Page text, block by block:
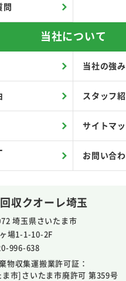
収クオーレ埼玉
埼玉県さいたま市
場1-1-10-2F
996-638
物収集運搬業許可証：
市]さいたま市廃許可 第359号
問
当社について
当社の強み
スタッフ
サイトマ
お問い合